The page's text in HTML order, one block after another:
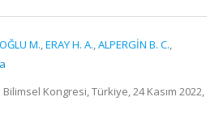
M.,ERAY H. A.,ALPERGİN B. C.,
Kongresi, Türkiye, 24 Kasım 2022,